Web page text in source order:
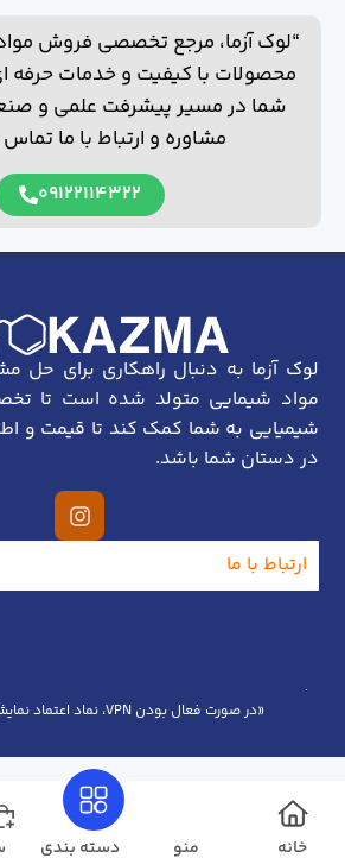
“لوک آزما، مرجع تخصصی فروش مواد
محصولات با کیفیت و خدمات حرفه
شما در مسیر پیشرفت علمی و
مشاوره و ارتباط با ما
09122114322
لوک آزما به دنبال راهکاری برای
مواد شیمایی متولد شده است تا
شیمیایی به شما کمک کند تا قیمت و
در دستان شما باشد.
ارتباط با ما
«در صورت فعال بودن VPN، نماد اعتماد نمایش داده نمی‌شود»
خانه منو دسته بندی